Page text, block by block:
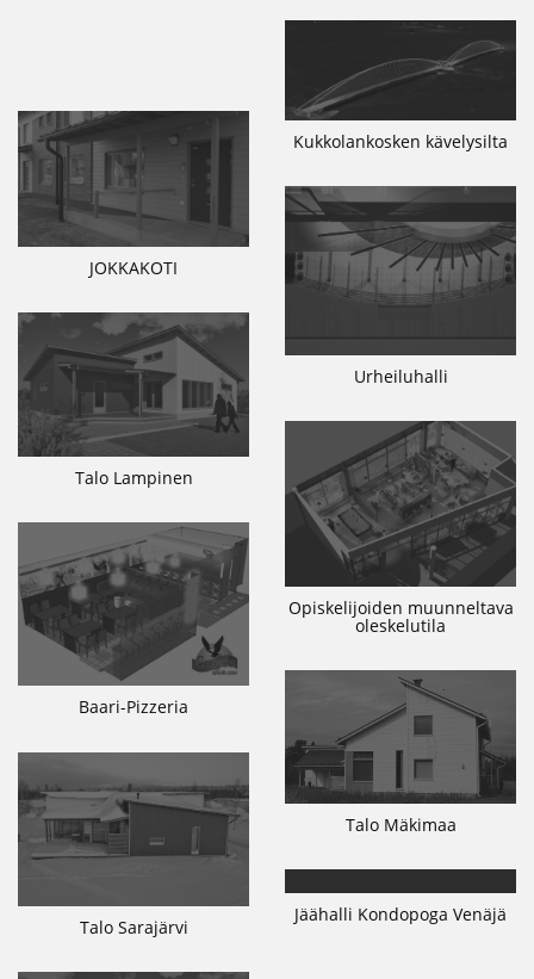
Kukkolankosken kävelysilta
JOKKAKOTI
Urheiluhalli
Talo Lampinen
Opiskelijoiden muunneltava
oleskelutila
Baari-Pizzeria
Talo Mäkimaa
Talo Sarajärvi
Jäähalli Kondopoga Venäjä